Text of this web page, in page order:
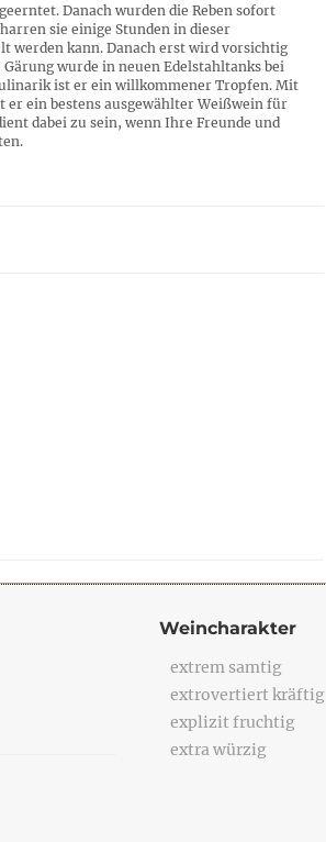
Danach wurden die Reben sofort
sie einige Stunden in dieser
werden kann. Danach erst wird vorsichtig
wurde in neuen Edelstahltanks bei
ist er ein willkommener Tropfen. Mit
ein bestens ausgewählter Weißwein für
dabei zu sein, wenn Ihre Freunde und
Weincharakter
extrem samtig
extrovertiert kräftig
explizit fruchtig
extra würzig